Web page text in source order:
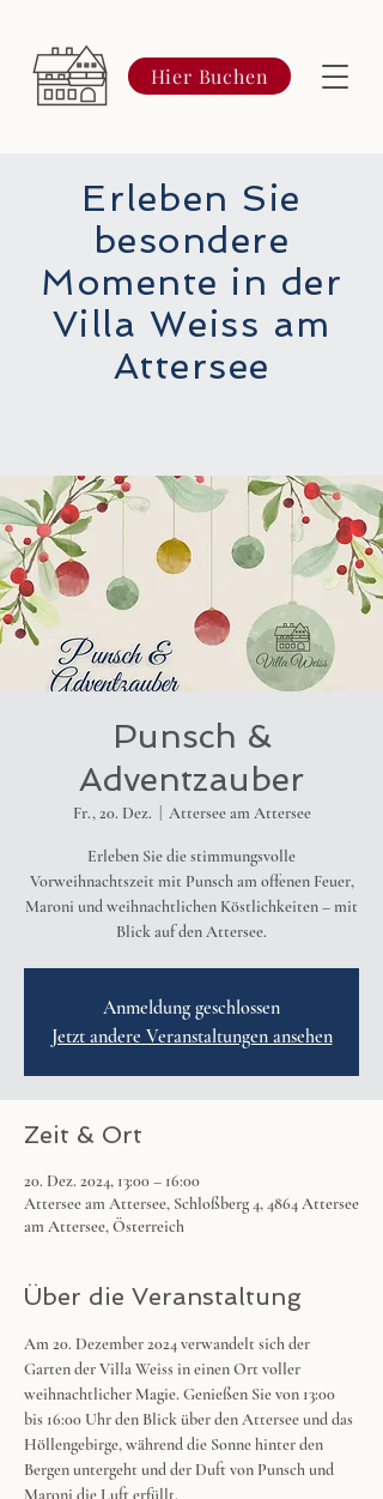
Hier Buchen
Erleben Sie
besondere
Momente in der
Villa Weiss am
Attersee
Punsch &
Adventzauber
Fr., 20. Dez. Attersee am Attersee
Erleben Sie die stimmungsvolle
Vorweihnachtszeit mit Punsch am offenen Feuer,
Maroni und weihnachtlichen Köstlichkeiten – mit
Blick auf den Attersee.
Anmeldung geschlossen
Jetzt andere Veranstaltungen ansehen
Zeit & Ort
20. Dez. 2024, 13:00 – 16:00
Attersee am Attersee, Schloßberg 4, 4864 Attersee
am Attersee, Österreich
Über die Veranstaltung
Am 20. Dezember 2024 verwandelt sich der
Garten der Villa Weiss in einen Ort voller
weihnachtlicher Magie. Genießen Sie von 13:00
bis 16:00 Uhr den Blick über den Attersee und das
Höllengebirge, während die Sonne hinter den
Bergen untergeht und der Duft von Punsch und
Maroni die Luft erfüllt.